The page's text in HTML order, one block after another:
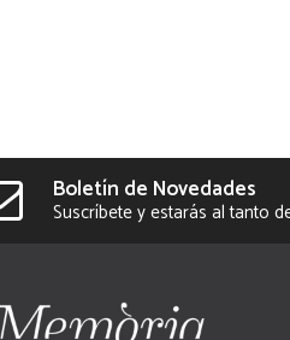
Boletín de Novedades
Suscríbete y estarás al tanto